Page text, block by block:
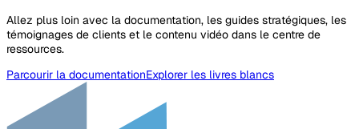
Allez plus loin avec la documentation, les guides stratégiques, les
témoignages de clients et le contenu vidéo dans le centre de
ressources.
Parcourir la documentationExplorer les livres blancs